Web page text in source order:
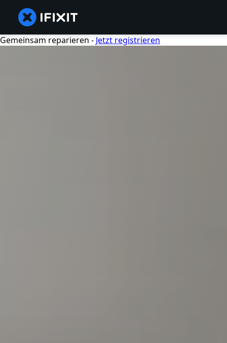
Gemeinsam reparieren - Jetzt registrieren